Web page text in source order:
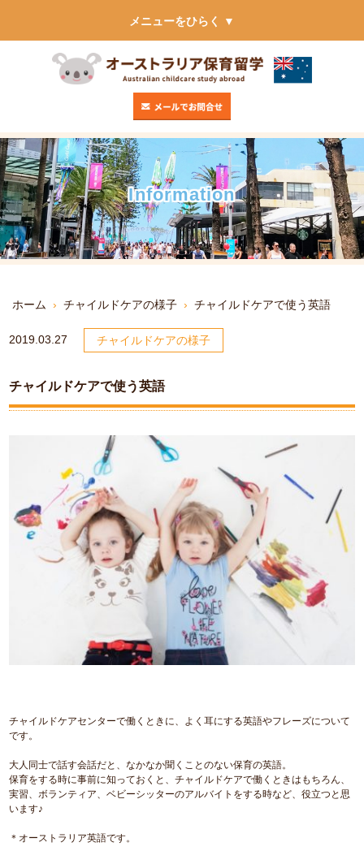
メニューをひらく ▼
Information
ホーム › チャイルドケアの様子 › チャイルドケアで使う英語
2019.03.27 チャイルドケアの様子
チャイルドケアで使う英語
チャイルドケアセンターで働くときに、よく耳にする英語やフレーズについて
です。
大人同士で話す会話だと、なかなか聞くことのない保育の英語。
保育をする時に事前に知っておくと、チャイルドケアで働くときはもちろん、
実習、ボランティア、ベビーシッターのアルバイトをする時など、役立つと思
います♪
＊オーストラリア英語です。